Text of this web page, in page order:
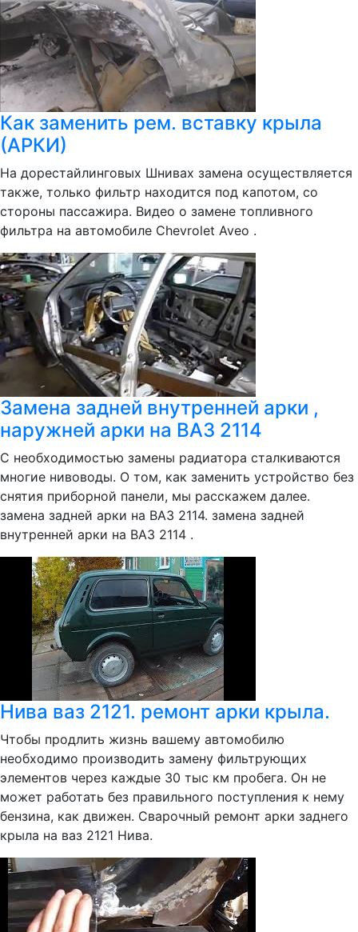
Как заменить рем. вставку крыла
(АРКИ)
На дорестайлинговых Шнивах замена осуществляется
также, только фильтр находится под капотом, со
стороны пассажира. Видео о замене топливного
фильтра на автомобиле Chevrolet Aveo .
Замена задней внутренней арки ,
наружней арки на ВАЗ 2114
С необходимостью замены радиатора сталкиваются
многие нивоводы. О том, как заменить устройство без
снятия приборной панели, мы расскажем далее.
замена задней арки на ВАЗ 2114. замена задней
внутренней арки на ВАЗ 2114 .
Нива ваз 2121. ремонт арки крыла.
Чтобы продлить жизнь вашему автомобилю
необходимо производить замену фильтрующих
элементов через каждые 30 тыс км пробега. Он не
может работать без правильного поступления к нему
бензина, как движен. Сварочный ремонт арки заднего
крыла на ваз 2121 Нива.